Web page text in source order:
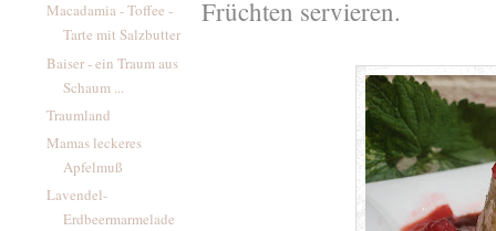
Macadamia - Toffee -
Tarte mit Salzbutter
Baiser - ein Traum aus
Schaum ...
Traumland
Mamas leckeres
Apfelmuß
Lavendel-
Erdbeermarmelade
Früchten servieren.